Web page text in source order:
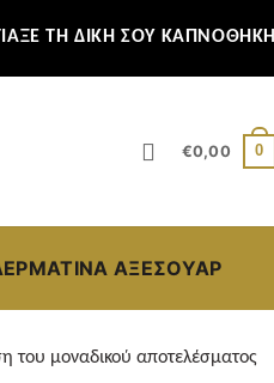
ΤΗ ΔΙΚΗ ΣΟΥ ΚΑΠΝΟΘΗΚΗ
€0,00 0
ΑΞΕΣΟΥΆΡ
του μοναδικού αποτελέσματος